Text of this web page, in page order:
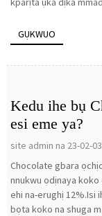
GỤKWUO
Kedu ihe bụ
esi eme ya?
site admin na 23-02-03
Chocolate gbara
nnukwu ọdịnaya
ehi na-erughị 12%.Isi
bọta koko na shuga